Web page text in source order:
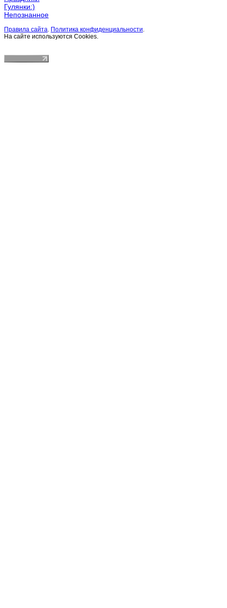
Гулянки:)
Непознанное
Правила сайта. Политика конфиденциальности.
На сайте используются Cookies.